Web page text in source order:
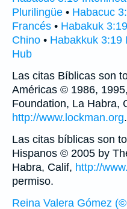
Plurilingüe • Habacuc
Francés • Habakuk
Chino • Habakkuk 3:19
Hub
Las citas Bíblicas son
Américas © 1986,
Foundation, La Habra,
http://www.lockman.org
Las citas bíblicas son
Hispanos © 2005 by
Habra, Calif, http://
permiso.
Reina Valera Gómez